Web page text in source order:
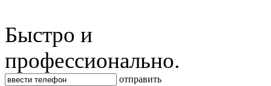
Быстро и
профессионально.
отправить